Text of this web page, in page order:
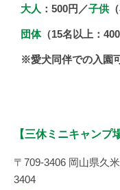
大人 ：500円／子供
団体（15名以上：
※愛犬同伴での入園
【三休ミニキャンプ
〒709-3406 岡山県久
3404